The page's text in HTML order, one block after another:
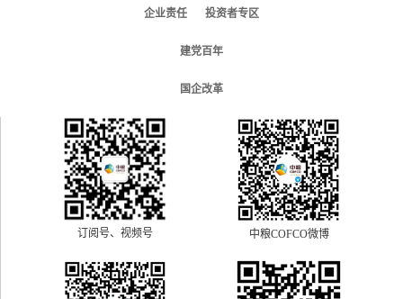
企业责任 投资者专区
建党百年
国企改革
订阅号、视频号 中粮COFCO微博